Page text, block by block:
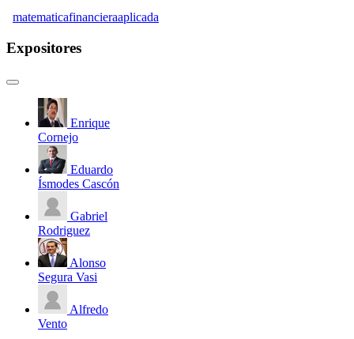
matematicafinancieraaplicada
Expositores
Enrique
Cornejo
Eduardo
Ísmodes Cascón
Gabriel
Rodriguez
Alonso
Segura Vasi
Alfredo
Vento